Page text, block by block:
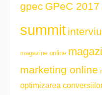
gpec GPeC 2017
summit interviu
magazine online
marketing online
optimizarea